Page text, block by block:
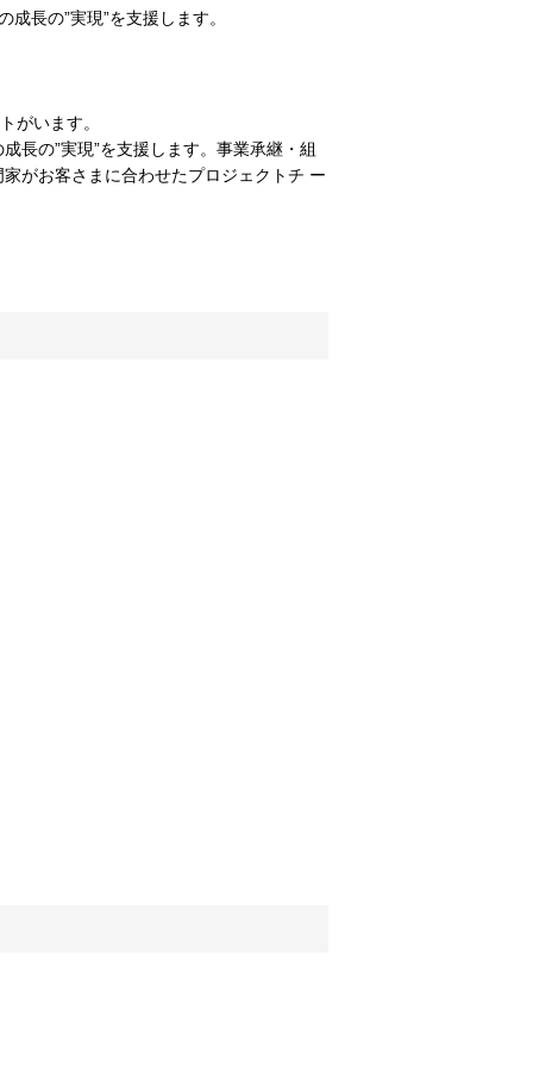
長の”実現”を支援します。
がいます。
長の”実現”を支援します。事業承継・組
がお客さまに合わせたプロジェクトチ ー